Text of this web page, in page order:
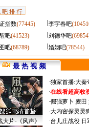
吧 排 行
指数(77445) 李宇春吧
吧(41523) 刘德华吧
吧(68789) 婚姻吧(78544)
最 热 视 频
大片-《风声》
·独家首播:大秦
·在线看超高收
·倔强萝卜 麦田
·大内密探灵灵
·台儿庄战役